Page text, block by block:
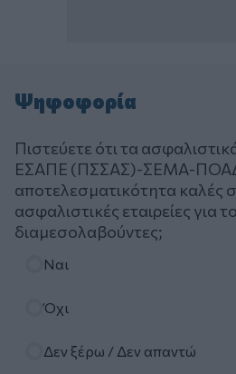
Ψηφοφορία
Πιστεύετε ότι τα
ΕΣΑΠΕ (ΠΣΣΑΣ)-ΣΕΜΑ-ΠΟΑΔ,
αποτελεσματικότητα καλές
ασφαλιστικές εταιρείες για
διαμεσολαβούντες;
Ναι
Όχι
Δεν ξέρω / Δεν απαντώ